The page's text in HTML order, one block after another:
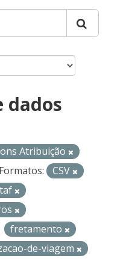
dados
Atribuição
Formatos:
CSV
taf
fretamento
de-viagem